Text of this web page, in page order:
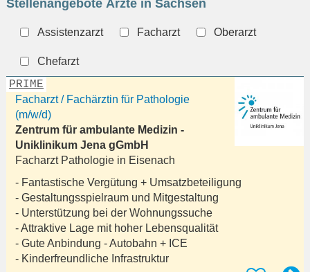
eingeben
Stellenangebote Ärzte in Sachsen
Assistenzarzt Facharzt Oberarzt
Chefarzt
PRIME
Facharzt / Fachärztin für Pathologie
(m/w/d)
Zentrum für ambulante Medizin -
Uniklinikum Jena gGmbH
Facharzt Pathologie in Eisenach
- Fantastische Vergütung + Umsatzbeteiligung
- Gestaltungsspielraum und Mitgestaltung
- Unterstützung bei der Wohnungssuche
- Attraktive Lage mit hoher Lebensqualität
- Gute Anbindung - Autobahn + ICE
- Kinderfreundliche Infrastruktur